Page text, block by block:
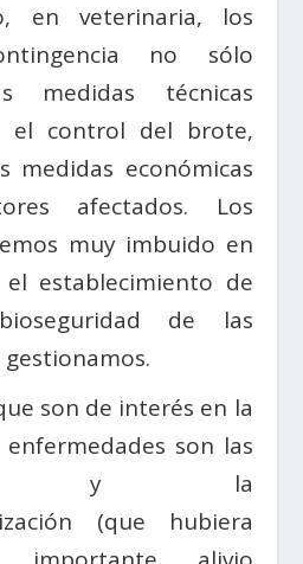
en veterinaria, los
no sólo
medidas técnicas
el control del brote,
medidas económicas
afectados. Los
muy imbuido en
establecimiento de
de las
son de interés en la
son las
y la
(que hubiera